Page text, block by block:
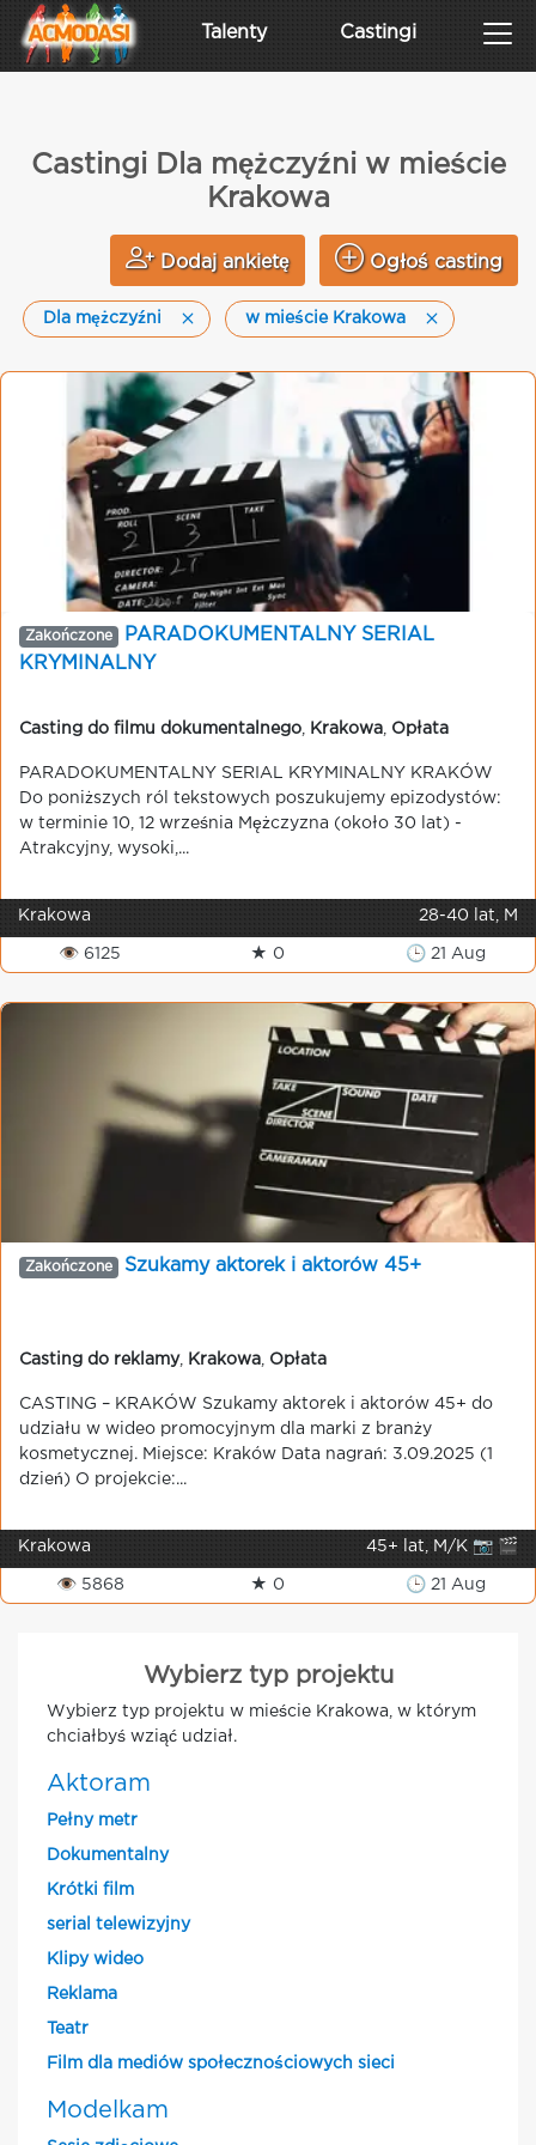
Talenty Castingi
Castingi Dla mężczyźni w mieście
Krakowa
Dodaj ankietę Ogłoś casting
Dla mężczyźni w mieście Krakowa
Zakończone
PARADOKUMENTALNY SERIAL
KRYMINALNY
Casting do filmu dokumentalnego Krakowa Opłata
PARADOKUMENTALNY SERIAL KRYMINALNY KRAKÓW
Do poniższych ról tekstowych poszukujemy epizodystów:
w terminie 10, 12 września Mężczyzna (około 30 lat) -
Atrakcyjny, wysoki,...
Krakowa 28-40 lat, M
👁 6125 ★ 0 🕒 21 Aug
Zakończone Szukamy aktorek i aktorów 45+
Casting do reklamy, Krakowa Opłata
CASTING – KRAKÓW Szukamy aktorek i aktorów 45+ do
udziału w wideo promocyjnym dla marki z branży
kosmetycznej. Miejsce: Kraków Data nagrań: 3.09.2025 (1
dzień) O projekcie:...
Krakowa 45+ lat, M/K 📷 🎬
👁 5868 ★ 0 🕒 21 Aug
Wybierz typ projektu
Wybierz typ projektu w mieście Krakowa, w którym
chciałbyś wziąć udział.
Aktoram
Pełny metr
Dokumentalny
Krótki film
serial telewizyjny
Klipy wideo
Reklama
Teatr
Film dla mediów społecznościowych sieci
Modelkam